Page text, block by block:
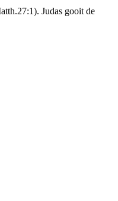
Judas gooit de